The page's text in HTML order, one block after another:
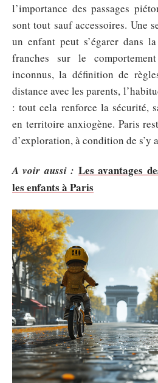
l’importance des passages
sont tout sauf accessoires. Une
un enfant peut s’égarer dans
franches sur le
inconnus, la définition de
distance avec les parents,
: tout cela renforce la sécurité,
en territoire anxiogène. Paris
d’exploration, à condition de s’y
A voir aussi : Les avantages
les enfants à Paris